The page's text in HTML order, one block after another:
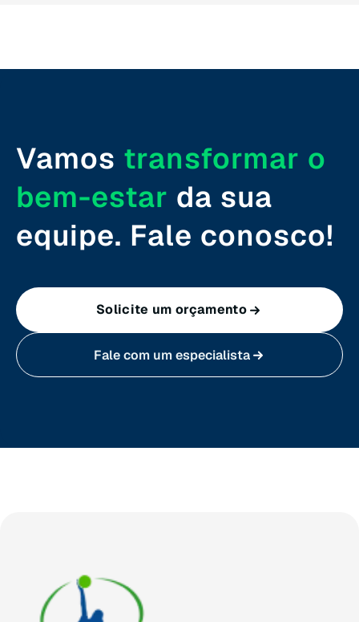
Rio Grande do Sul (RS)
Roraima (RR)
Sergipe (SE)
Tocantins (TO)
Vamos transformar o
bem-estar da sua
equipe. Fale conosco!
Solicite um orçamento
Fale com um especialista